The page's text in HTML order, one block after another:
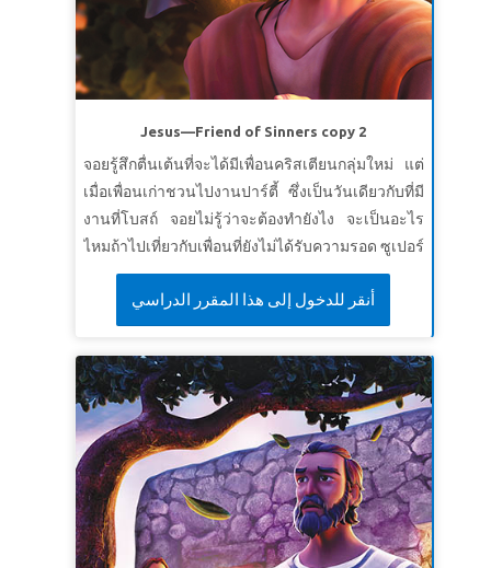
Jesus—Friend of Sinners copy 2
จอยรู้สึกตื่นเต้นที่จะได้มีเพื่อนคริสเตียนกลุ่มใหม่ แต่
เมื่อเพื่อนเก่าชวนไปงานปาร์ตี้ ซึ่งเป็นวันเดียวกับที่มี
งานที่โบสถ์ จอยไม่รู้ว่าจะต้องทำยังไง จะเป็นอะไร
ไหมถ้าไปเที่ยวกับเพื่อนที่ยังไม่ได้รับความรอด ซูเปอร์
บุ๊คส์ พาจอย คริสและกิสโม่ไปดูให้เห็นกับตาในเรื่อง
ราวเกี่ยวกับข้อพระคัมภีร์ 3 ข้อ: คำอุปมาเรื่องงาน
เลี้ยงใหญ่ การทรงเรียกคนเก็บภาษี แมทธิว และหญิง
ที่ถูกจับได้ว่าทำบาป จอยประหลาดใจที่เห็นพระเยซู
ใช้เวลากับคนบาป คนเก็บภาษี คนยากจน และคน
พิการ เธอตัดสินใจที่จะเป็นเหมือนพระเยซูมากขึ้น
โดยทำตามแบบอย่างของพระองค์
أنقر للدخول إلى هذا المقرر الدراسي